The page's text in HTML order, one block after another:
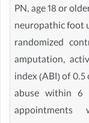
PN, age 18 or
neuropathic foot
randomized
amputation,
index (ABI) of
abuse within 6